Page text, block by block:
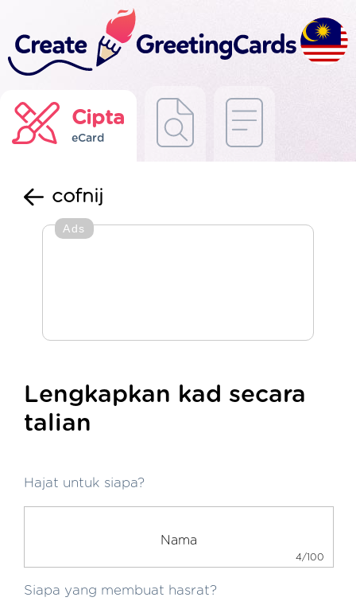
Cipta
eCard
cofnij
Ads
Lengkapkan kad secara
talian
Hajat untuk siapa?
4/100
Siapa yang membuat hasrat?